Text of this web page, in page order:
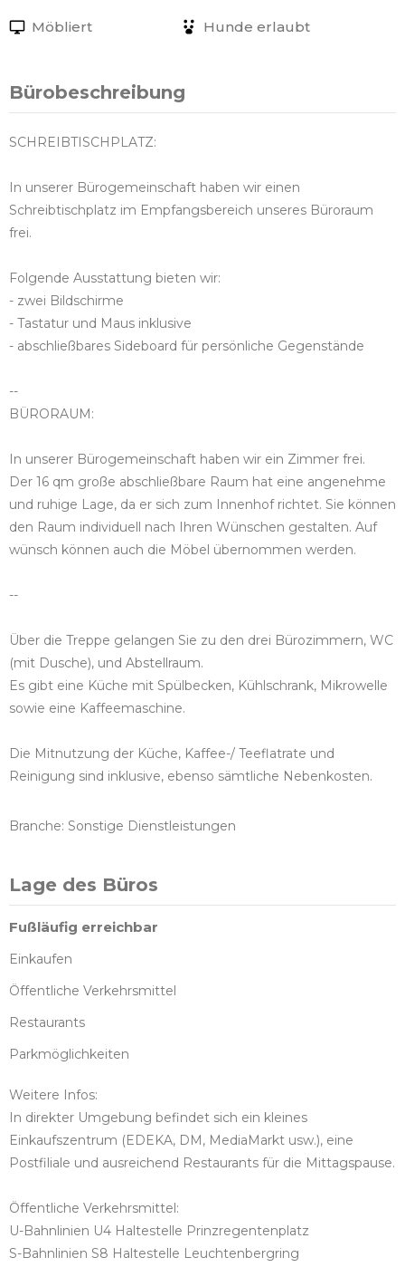
Möbliert Hunde erlaubt
Bürobeschreibung
SCHREIBTISCHPLATZ:
In unserer Bürogemeinschaft haben wir einen
Schreibtischplatz im Empfangsbereich unseres Büroraum
frei.
Folgende Ausstattung bieten wir:
- zwei Bildschirme
- Tastatur und Maus inklusive
- abschließbares Sideboard für persönliche Gegenstände
--
BÜRORAUM:
In unserer Bürogemeinschaft haben wir ein Zimmer frei.
Der 16 qm große abschließbare Raum hat eine angenehme
und ruhige Lage, da er sich zum Innenhof richtet. Sie können
den Raum individuell nach Ihren Wünschen gestalten. Auf
wünsch können auch die Möbel übernommen werden.
--
Über die Treppe gelangen Sie zu den drei Bürozimmern, WC
(mit Dusche), und Abstellraum.
Es gibt eine Küche mit Spülbecken, Kühlschrank, Mikrowelle
sowie eine Kaffeemaschine.
Die Mitnutzung der Küche, Kaffee-/ Teeflatrate und
Reinigung sind inklusive, ebenso sämtliche Nebenkosten.
Branche: Sonstige Dienstleistungen
Lage des Büros
Fußläufig erreichbar
Einkaufen
Öffentliche Verkehrsmittel
Restaurants
Parkmöglichkeiten
Weitere Infos:
In direkter Umgebung befindet sich ein kleines
Einkaufszentrum (EDEKA, DM, MediaMarkt usw.), eine
Postfiliale und ausreichend Restaurants für die Mittagspause.
Öffentliche Verkehrsmittel:
U-Bahnlinien U4 Haltestelle Prinzregentenplatz
S-Bahnlinien S8 Haltestelle Leuchtenbergring